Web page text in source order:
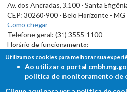
Av. dos Andradas, 3.100 - Santa
CEP: 30260-900 - Belo Horizonte - MG
Como chegar
Telefone geral: (31) 3555-1100
Horário de funcionamento:
7h às 19h
Utilizamos cookies para melhorar sua
Ao utilizar o portal
política de monitoramento de